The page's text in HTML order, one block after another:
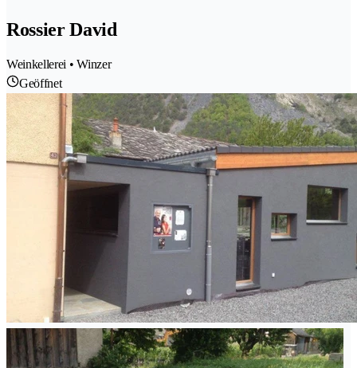
Rossier David
Weinkellerei • Winzer
Geöffnet